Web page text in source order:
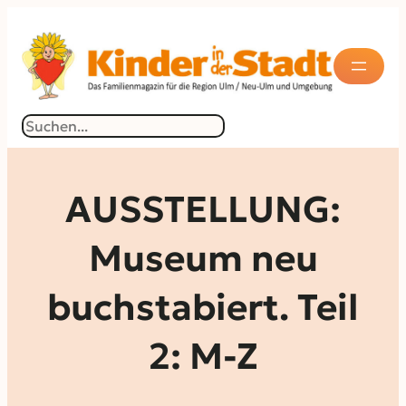
Inhalt
springen
Suchen
AUSSTELLUNG:
Museum neu
buchstabiert. Teil
2: M-Z